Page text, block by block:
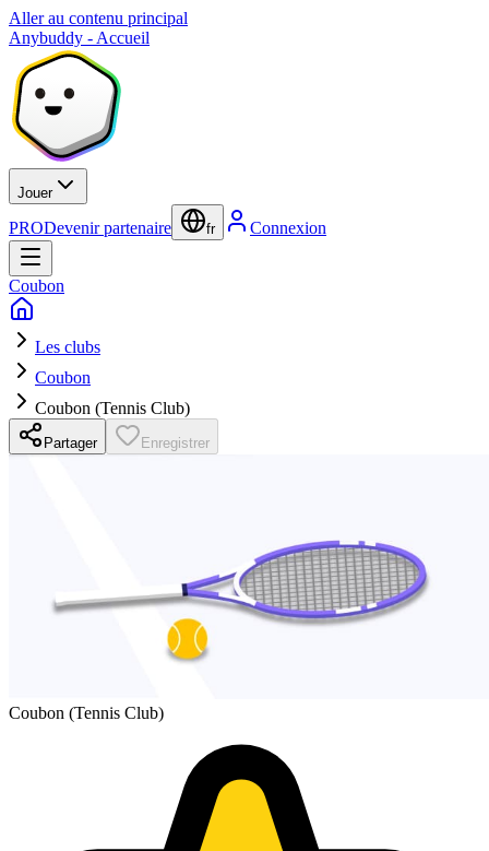
Aller au contenu principal
Anybuddy - Accueil
Jouer
PRODevenir partenaire fr Connexion
Coubon
Les clubs
Coubon
Coubon (Tennis Club)
Partager Enregistrer
Coubon (Tennis Club)